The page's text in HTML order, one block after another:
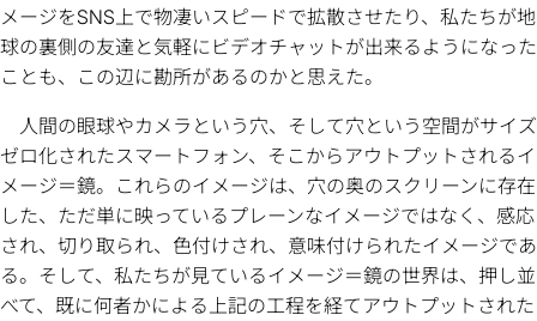
メージをSNS上で物凄いスピードで拡散させたり、私たちが地
球の裏側の友達と気軽にビデオチャットが出来るようになった
ことも、この辺に勘所があるのかと思えた。
人間の眼球やカメラという穴、そして穴という空間がサイズ
ゼロ化されたスマートフォン、そこからアウトプットされるイ
メージ＝鏡。これらのイメージは、穴の奥のスクリーンに存在
した、ただ単に映っているプレーンなイメージではなく、感応
され、切り取られ、色付けされ、意味付けられたイメージであ
る。そして、私たちが見ているイメージ＝鏡の世界は、押し並
べて、既に何者かによる上記の工程を経てアウトプットされた